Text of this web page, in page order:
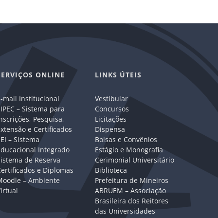
ONLINE
mail Institucional
– Sistema para
Pesquisa,
e Certificados
– Sistema
Integrado
de Reserva
e Diplomas
– Ambiente
LINKS ÚTEIS
Vestibular
Concursos
Licitações
Dispensa
Bolsas e Convênios
Estágio e Monografia
Cerimonial Universitário
Biblioteca
Prefeitura de Mineiros
ABRUEM – Associação
Brasileira dos Reitores
das Universidades